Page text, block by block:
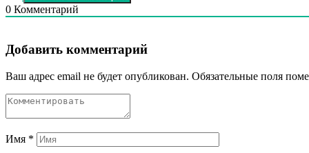
0 Комментарий
Добавить комментарий
Ваш адрес email не будет опубликован. Обязательные поля
Имя *